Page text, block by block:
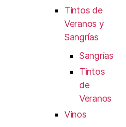
Tintos de
Veranos y
Sangrías
Sangrías
Tintos
de
Veranos
Vinos